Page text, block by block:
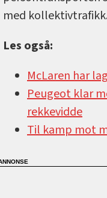
med kollektivtrafikk.
Les også:
McLaren har
Peugeot klar
rekkevidde
Til kamp mot